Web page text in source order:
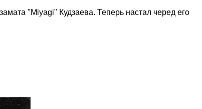
"Miyagi" Кудзаева. Теперь настал черед его